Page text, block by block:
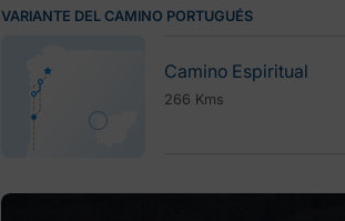
VARIANTE DEL CAMINO PORTUGUÉS
Camino Espiritual
266 Kms